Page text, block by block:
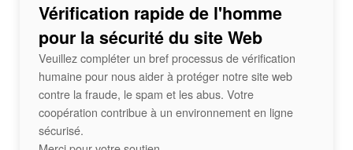
Vérification rapide de l'homme
pour la sécurité du site Web
Veuillez compléter un bref processus de vérification
humaine pour nous aider à protéger notre site web
contre la fraude, le spam et les abus. Votre
coopération contribue à un environnement en ligne
sécurisé.